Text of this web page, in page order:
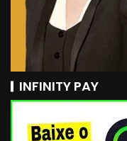
INFINITY PAY